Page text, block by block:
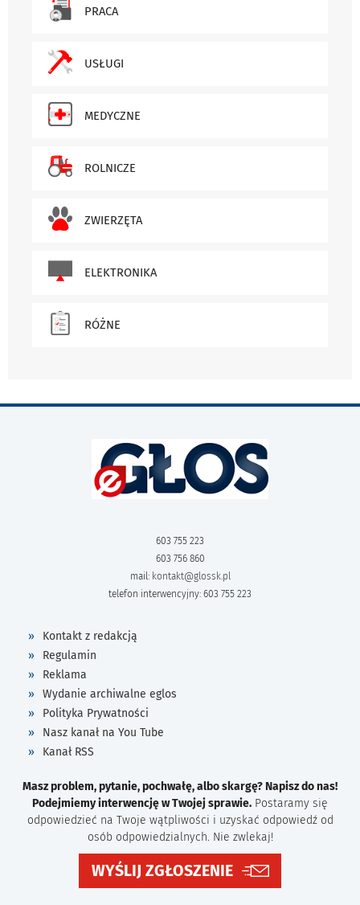
PRACA
USŁUGI
MEDYCZNE
ROLNICZE
ZWIERZĘTA
ELEKTRONIKA
RÓŻNE
603 755 223
603 756 860
mail: kontakt@glossk.pl
telefon interwencyjny: 603 755 223
Kontakt z redakcją
Regulamin
Reklama
Wydanie archiwalne eglos
Polityka Prywatności
Nasz kanał na You Tube
Kanał RSS
Masz problem, pytanie, pochwałę, albo skargę? Napisz do nas!
Podejmiemy interwencję w Twojej sprawie. Postaramy się
odpowiedzieć na Twoje wątpliwości i uzyskać odpowiedź od
osób odpowiedzialnych. Nie zwlekaj!
WYŚLIJ ZGŁOSZENIE